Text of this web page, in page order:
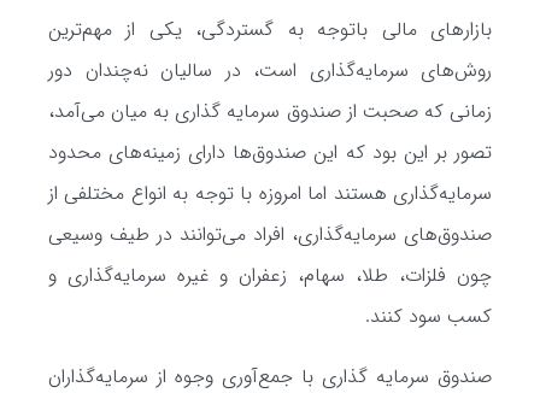
بازارهای مالی باتوجه به گستردگی، یکی از مهم‌ترین
روش‌های سرمایه‌گذاری است، در سالیان نه‌چندان دور
زمانی که صحبت از صندوق سرمایه گذاری به میان می‌آمد،
تصور بر این بود که این صندوق‌ها دارای زمینه‌های محدود
سرمایه‌گذاری هستند اما امروزه با توجه به انواع مختلفی از
صندوق‌های سرمایه‌گذاری، افراد می‌توانند در طیف وسیعی
چون فلزات، طلا، سهام، زعفران و غیره سرمایه‌گذاری و
کسب سود کنند.
صندوق سرمایه گذاری با جمع‌آوری وجوه از سرمایه‌گذاران